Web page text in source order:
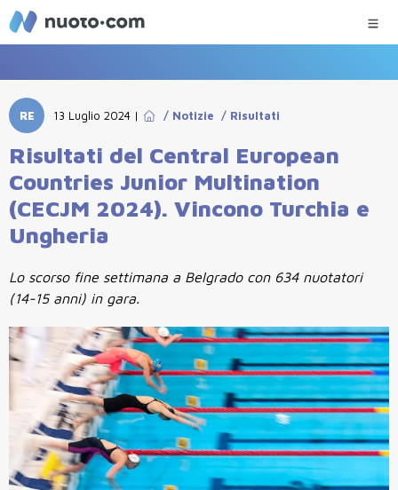
RE 13 Luglio 2024 | / Notizie / Risultati
Risultati del Central European
Countries Junior Multination
(CECJM 2024). Vincono Turchia e
Ungheria
Lo scorso fine settimana a Belgrado con 634 nuotatori
(14-15 anni) in gara.